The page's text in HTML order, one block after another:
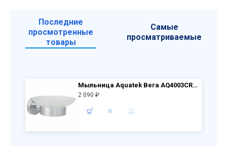
Последние
просмотренные
товары
Самые
просматриваемые
Мыльница Aquatek Вега AQ4003CR, белый, хром
2 090 ₽